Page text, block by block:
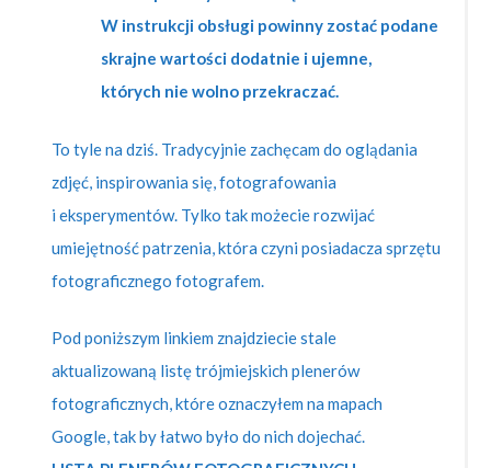
W instrukcji obsługi powinny zostać podane
skrajne wartości dodatnie i ujemne,
których nie wolno przekraczać.
To tyle na dziś. Tradycyjnie zachęcam do oglądania
zdjęć, inspirowania się, fotografowania
i eksperymentów. Tylko tak możecie rozwijać
umiejętność patrzenia, która czyni posiadacza sprzętu
fotograficznego fotografem.
Pod poniższym linkiem znajdziecie stale
aktualizowaną listę trójmiejskich plenerów
fotograficznych, które oznaczyłem na mapach
Google, tak by łatwo było do nich dojechać.